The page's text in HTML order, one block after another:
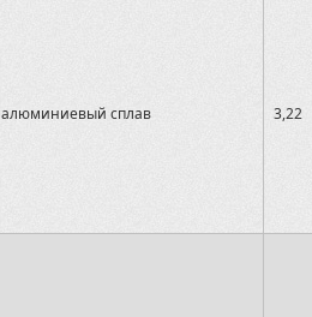
алюминиевый сплав 3,22